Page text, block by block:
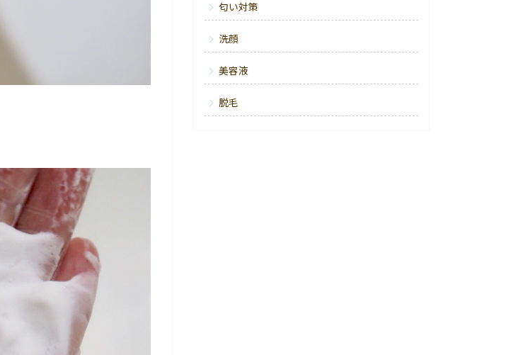
匂い対策
洗顔
美容液
脱毛